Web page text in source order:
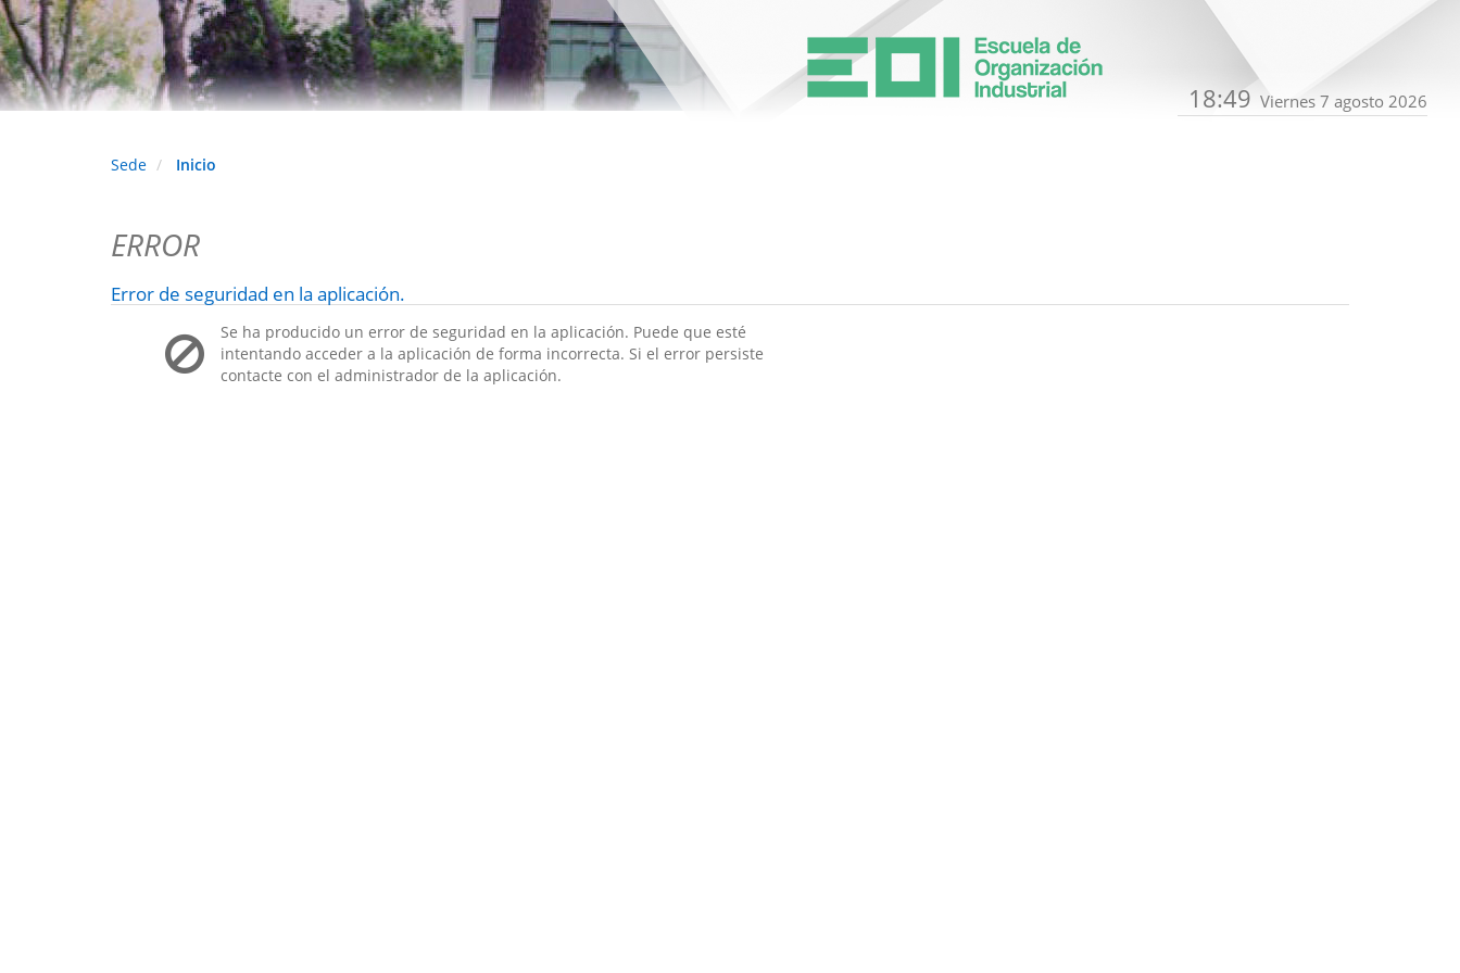
18:49 Viernes 7 agosto 2026
Sede Inicio
ERROR
Error de seguridad en la aplicación.
Se ha producido un error de seguridad en la aplicación. Puede que esté
intentando acceder a la aplicación de forma incorrecta. Si el error persiste
contacte con el administrador de la aplicación.